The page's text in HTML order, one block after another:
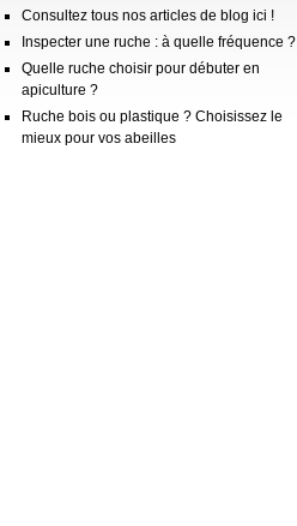
Consultez tous nos articles de blog ici !
Inspecter une ruche : à quelle fréquence ?
Quelle ruche choisir pour débuter en
apiculture ?
Ruche bois ou plastique ? Choisissez le
mieux pour vos abeilles